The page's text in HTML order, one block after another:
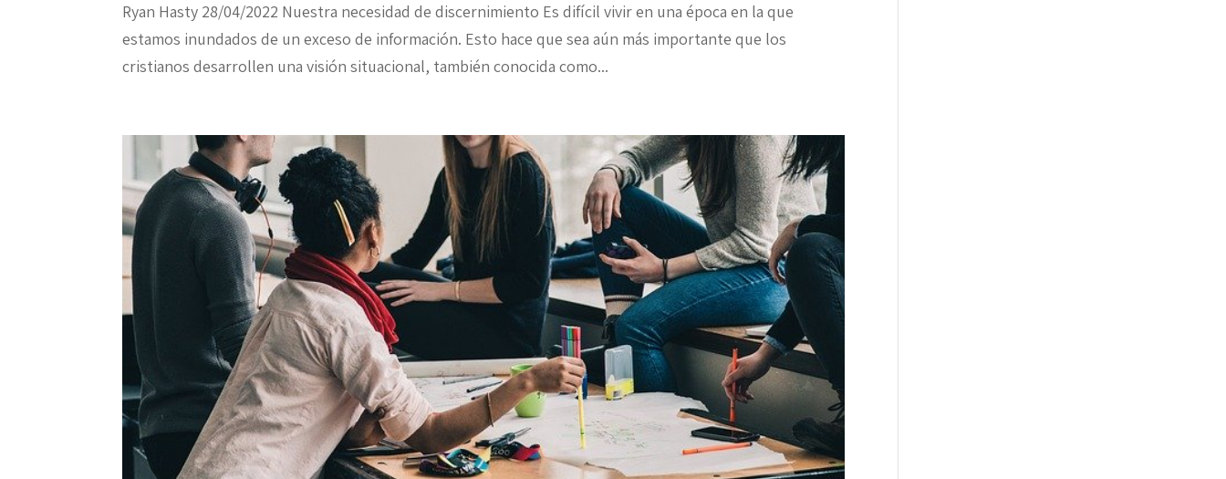
Ryan Hasty 28/04/2022 Nuestra necesidad de discernimiento Es difícil vivir en una época en la que
estamos inundados de un exceso de información. Esto hace que sea aún más importante que los
cristianos desarrollen una visión situacional, también conocida como...